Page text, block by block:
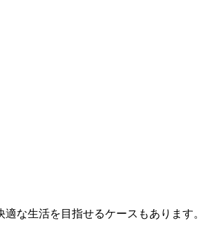
な生活を目指せるケースもあります。